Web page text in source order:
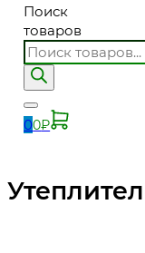
Поиск
товаров
00₽